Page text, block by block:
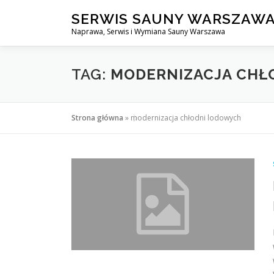
SERWIS SAUNY WARSZAWA
Naprawa, Serwis i Wymiana Sauny Warszawa
TAG: MODERNIZACJA
Strona główna » modernizacja chłodni lodowych